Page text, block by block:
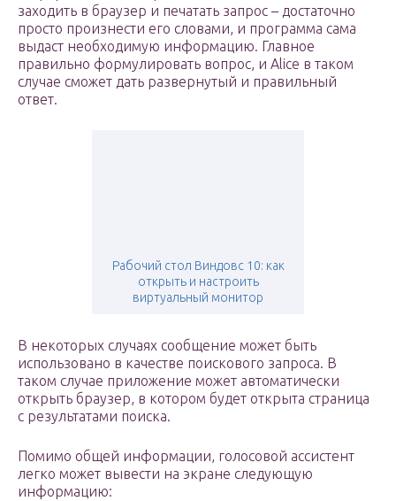
заходить в браузер и печатать запрос – достаточно
просто произнести его словами, и программа сама
выдаст необходимую информацию. Главное
правильно формулировать вопрос, и Alice в таком
случае сможет дать развернутый и правильный
ответ.
Рабочий стол Виндовс 10: как
открыть и настроить
виртуальный монитор
В некоторых случаях сообщение может быть
использовано в качестве поискового запроса. В
таком случае приложение может автоматически
открыть браузер, в котором будет открыта страница
с результатами поиска.
Помимо общей информации, голосовой ассистент
легко может вывести на экране следующую
информацию: